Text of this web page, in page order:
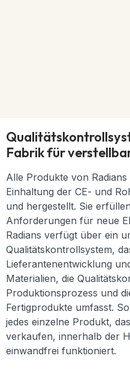
Fabrik für
Alle Produkte von
Einhaltung der CE- und
und hergestellt. Sie
Anforderungen für neue
Radians verfügt über ein
Qualitätskontrollsystem,
Lieferantenentwicklung
Materialien, die
Produktionsprozess und
Fertigprodukte umfasst.
jedes einzelne Produkt,
verkaufen, innerhalb der
einwandfrei funktioniert.